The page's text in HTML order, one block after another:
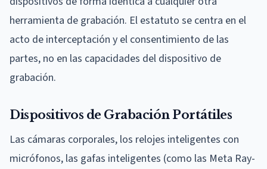
herramienta de grabación. El estatuto se centra en el
acto de interceptación y el consentimiento de las
partes, no en las capacidades del dispositivo de
grabación.
Dispositivos de Grabación Portátiles
Las cámaras corporales, los relojes inteligentes con
micrófonos, las gafas inteligentes (como las Meta Ray-